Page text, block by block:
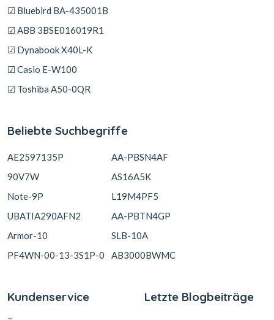
☑ Bluebird BA-435001B
☑ ABB 3BSE016019R1
☑ Dynabook X40L-K
☑ Casio E-W100
☑ Toshiba A50-0QR
Beliebte Suchbegriffe
AE2597135P
90V7W
Note-9P
UBATIA290AFN2
Armor-10
PF4WN-00-13-3S1P-0
AA-PBSN4AF
AS16A5K
L19M4PF5
AA-PBTN4GP
SLB-10A
AB3000BWMC
Kundenservice Letzte Blogbeiträge